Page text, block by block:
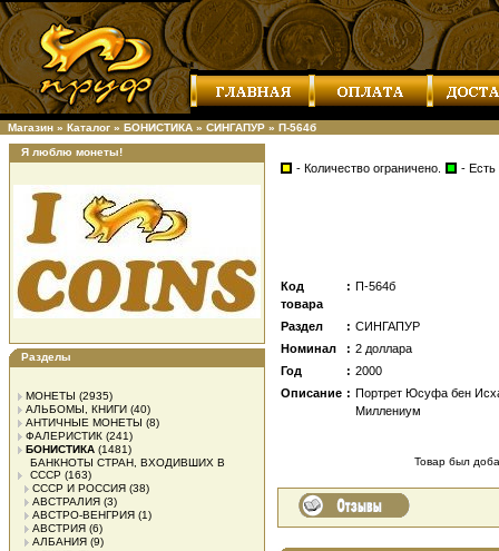
Магазин » Каталог » БОНИСТИКА » СИНГАПУР » П-564б
Я люблю монеты!
Разделы
МОНЕТЫ (2935)
АЛЬБОМЫ, КНИГИ (40)
АНТИЧНЫЕ МОНЕТЫ (8)
ФАЛЕРИСТИК (241)
БОНИСТИКА (1481)
БАНКНОТЫ СТРАН, ВХОДИВШИХ В
СССР (163)
СССР И РОССИЯ (38)
АВСТРАЛИЯ (3)
АВСТРО-ВЕНГРИЯ (1)
АВСТРИЯ (6)
АЛБАНИЯ (9)
- Количество ограничено. - Есть
Код
товара
: П-564б
Раздел : СИНГАПУР
Номинал
: 2 доллара
Год
: 2000
Описание : Портрет Юсуфа бен
Миллениум
Товар был